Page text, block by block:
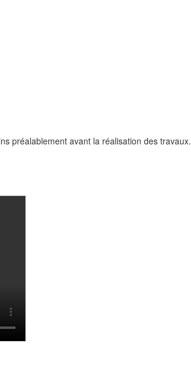
préalablement avant la réalisation des travaux.